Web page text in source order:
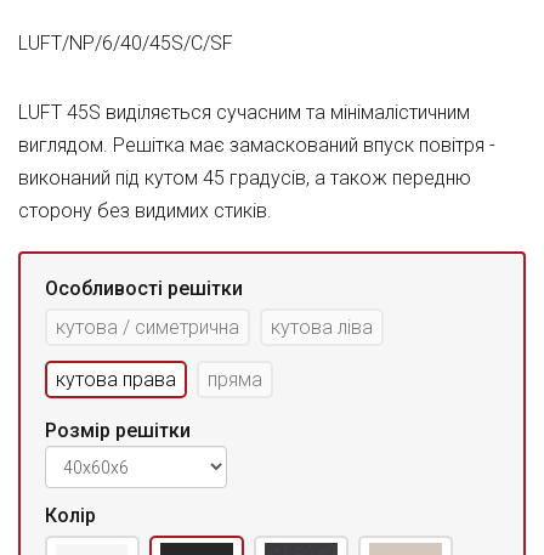
LUFT/NP/6/40/45S/C/SF
LUFT 45S виділяється сучасним та мінімалістичним
виглядом. Решітка має замаскований впуск повітря -
виконаний під кутом 45 градусів, а також передню
сторону без видимих стиків.
Особливості решітки
кутова / симетрична
кутова ліва
кутова права пряма
Розмір решітки
Колір